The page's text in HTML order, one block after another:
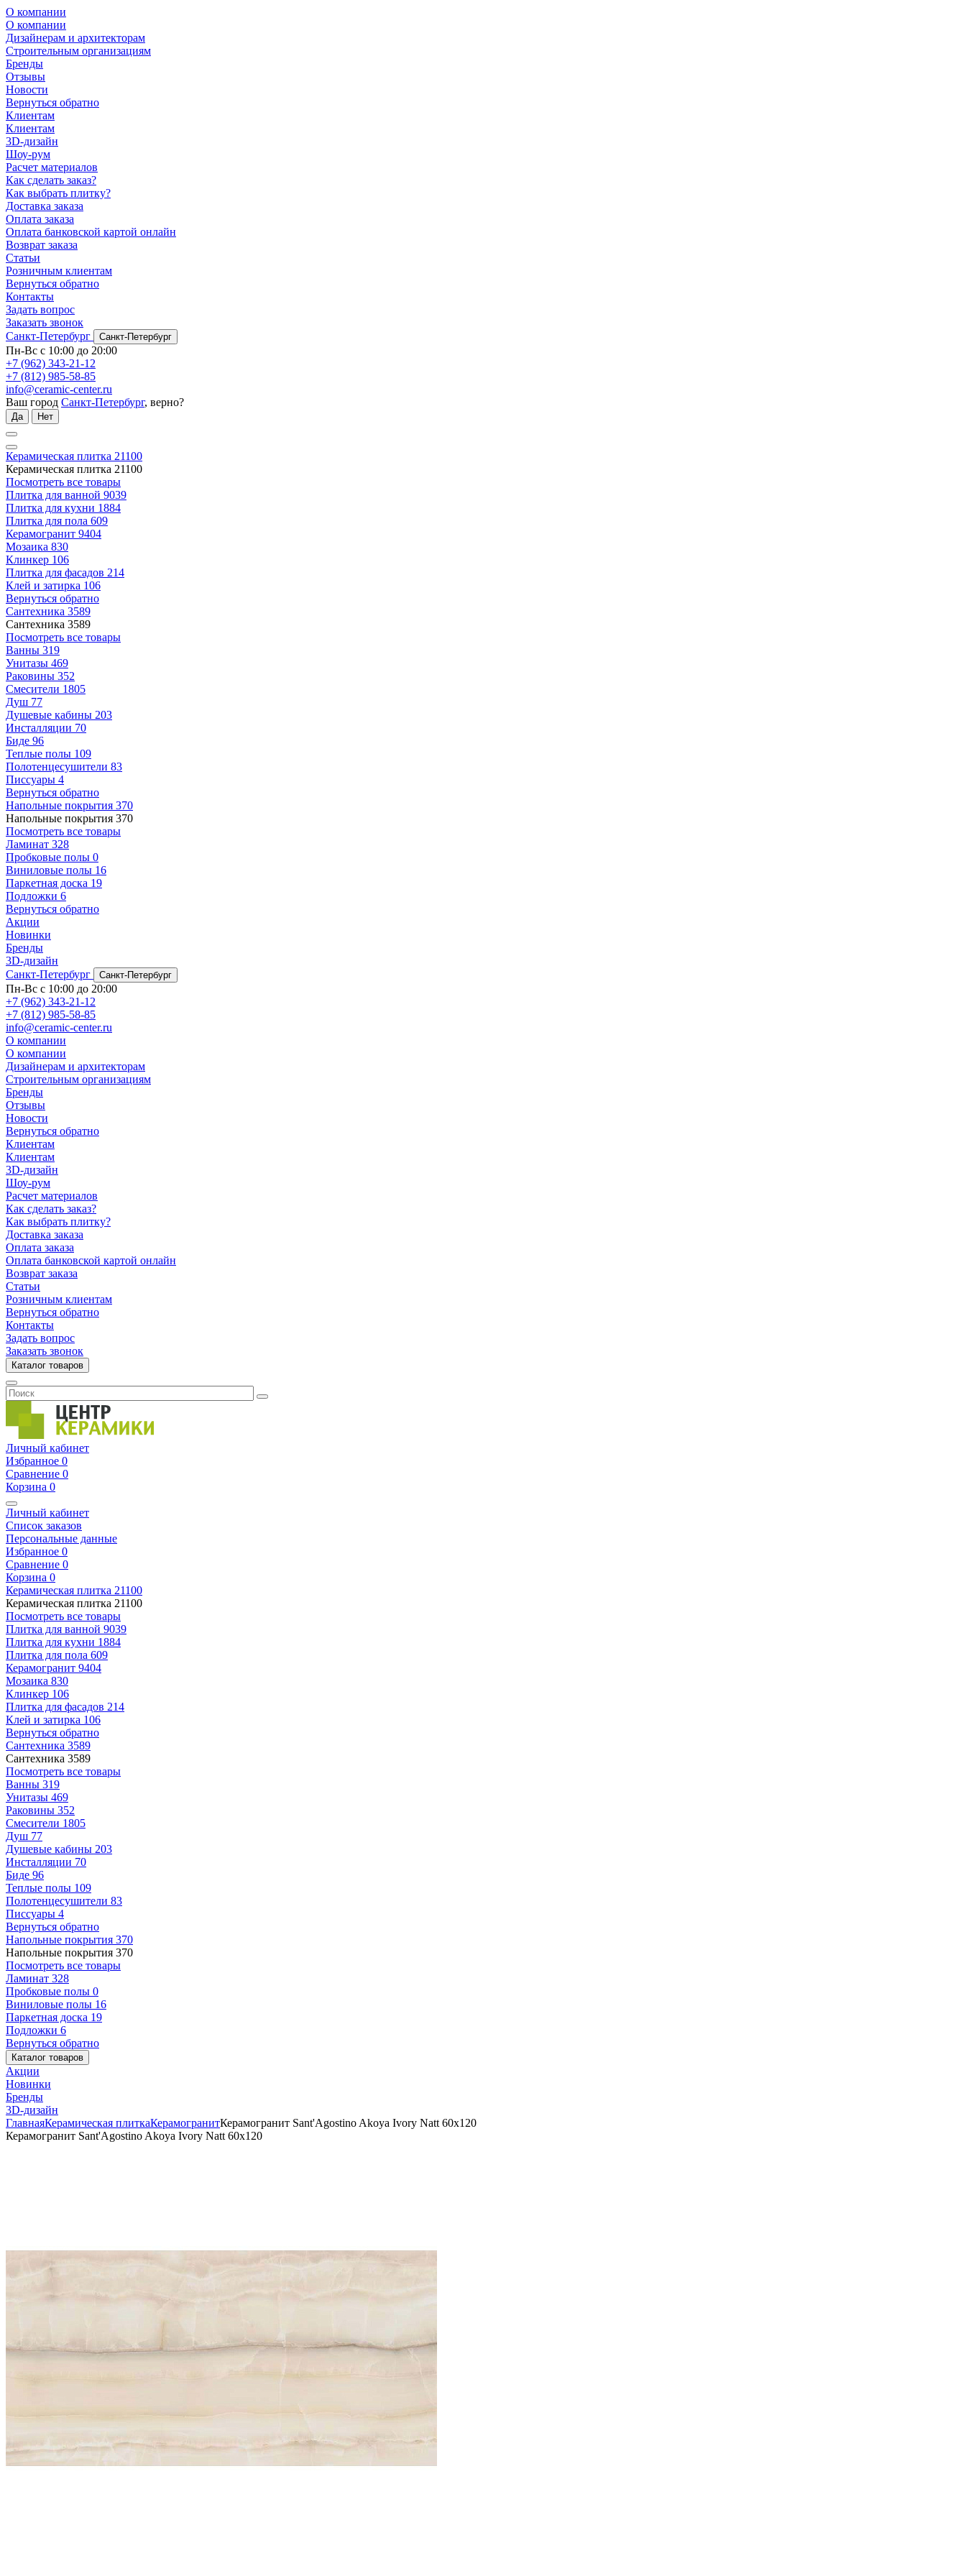
О компании
О компании
Дизайнерам и архитекторам
Строительным организациям
Бренды
Отзывы
Новости
Вернуться обратно
Клиентам
Клиентам
3D-дизайн
Шоу-рум
Расчет материалов
Как сделать заказ?
Как выбрать плитку?
Доставка заказа
Оплата заказа
Оплата банковской картой онлайн
Возврат заказа
Статьи
Розничным клиентам
Вернуться обратно
Контакты
Задать вопрос
Заказать звонок
Санкт-Петербург
Санкт-Петербург
Пн-Вс с 10:00 до 20:00
+7 (962) 343-21-12
+7 (812) 985-58-85
info@ceramic-center.ru
Ваш город Санкт-Петербург, верно?
Да Нет
Керамическая плитка 21100
Керамическая плитка 21100
Посмотреть все товары
Плитка для ванной 9039
Плитка для кухни 1884
Плитка для пола 609
Керамогранит 9404
Мозаика 830
Клинкер 106
Плитка для фасадов 214
Клей и затирка 106
Вернуться обратно
Сантехника 3589
Сантехника 3589
Посмотреть все товары
Ванны 319
Унитазы 469
Раковины 352
Смесители 1805
Душ 77
Душевые кабины 203
Инсталляции 70
Биде 96
Теплые полы 109
Полотенцесушители 83
Писсуары 4
Вернуться обратно
Напольные покрытия 370
Напольные покрытия 370
Посмотреть все товары
Ламинат 328
Пробковые полы 0
Виниловые полы 16
Паркетная доска 19
Подложки 6
Вернуться обратно
Акции
Новинки
Бренды
3D-дизайн
Санкт-Петербург
Санкт-Петербург
Пн-Вс с 10:00 до 20:00
+7 (962) 343-21-12
+7 (812) 985-58-85
info@ceramic-center.ru
О компании
О компании
Дизайнерам и архитекторам
Строительным организациям
Бренды
Отзывы
Новости
Вернуться обратно
Клиентам
Клиентам
3D-дизайн
Шоу-рум
Расчет материалов
Как сделать заказ?
Как выбрать плитку?
Доставка заказа
Оплата заказа
Оплата банковской картой онлайн
Возврат заказа
Статьи
Розничным клиентам
Вернуться обратно
Контакты
Задать вопрос
Заказать звонок
Каталог товаров
Личный кабинет
Избранное 0
Сравнение 0
Корзина 0
Личный кабинет
Список заказов
Персональные данные
Избранное 0
Сравнение 0
Корзина 0
Керамическая плитка 21100
Керамическая плитка 21100
Посмотреть все товары
Плитка для ванной 9039
Плитка для кухни 1884
Плитка для пола 609
Керамогранит 9404
Мозаика 830
Клинкер 106
Плитка для фасадов 214
Клей и затирка 106
Вернуться обратно
Сантехника 3589
Сантехника 3589
Посмотреть все товары
Ванны 319
Унитазы 469
Раковины 352
Смесители 1805
Душ 77
Душевые кабины 203
Инсталляции 70
Биде 96
Теплые полы 109
Полотенцесушители 83
Писсуары 4
Вернуться обратно
Напольные покрытия 370
Напольные покрытия 370
Посмотреть все товары
Ламинат 328
Пробковые полы 0
Виниловые полы 16
Паркетная доска 19
Подложки 6
Вернуться обратно
Каталог товаров
Акции
Новинки
Бренды
3D-дизайн
ГлавнаяКерамическая плиткаКерамогранитКерамогранит Sant'Agostino Akoya Ivory Natt 60x120
Керамогранит Sant'Agostino Akoya Ivory Natt 60x120